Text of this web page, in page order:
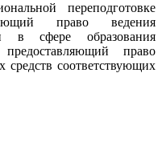
переподготовке
право ведения
в сфере образования
право
соответствующих